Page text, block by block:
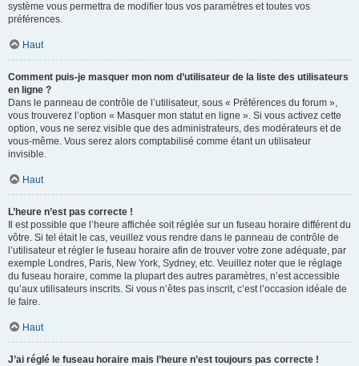
système vous permettra de modifier tous vos paramètres et toutes vos
préférences.
Haut
Comment puis-je masquer mon nom d’utilisateur de la liste des utilisateurs
en ligne ?
Dans le panneau de contrôle de l’utilisateur, sous « Préférences du forum »,
vous trouverez l’option « Masquer mon statut en ligne ». Si vous activez cette
option, vous ne serez visible que des administrateurs, des modérateurs et de
vous-même. Vous serez alors comptabilisé comme étant un utilisateur
invisible.
Haut
L’heure n’est pas correcte !
Il est possible que l’heure affichée soit réglée sur un fuseau horaire différent du
vôtre. Si tel était le cas, veuillez vous rendre dans le panneau de contrôle de
l’utilisateur et régler le fuseau horaire afin de trouver votre zone adéquate, par
exemple Londres, Paris, New York, Sydney, etc. Veuillez noter que le réglage
du fuseau horaire, comme la plupart des autres paramètres, n’est accessible
qu’aux utilisateurs inscrits. Si vous n’êtes pas inscrit, c’est l’occasion idéale de
le faire.
Haut
J’ai réglé le fuseau horaire mais l’heure n’est toujours pas correcte !